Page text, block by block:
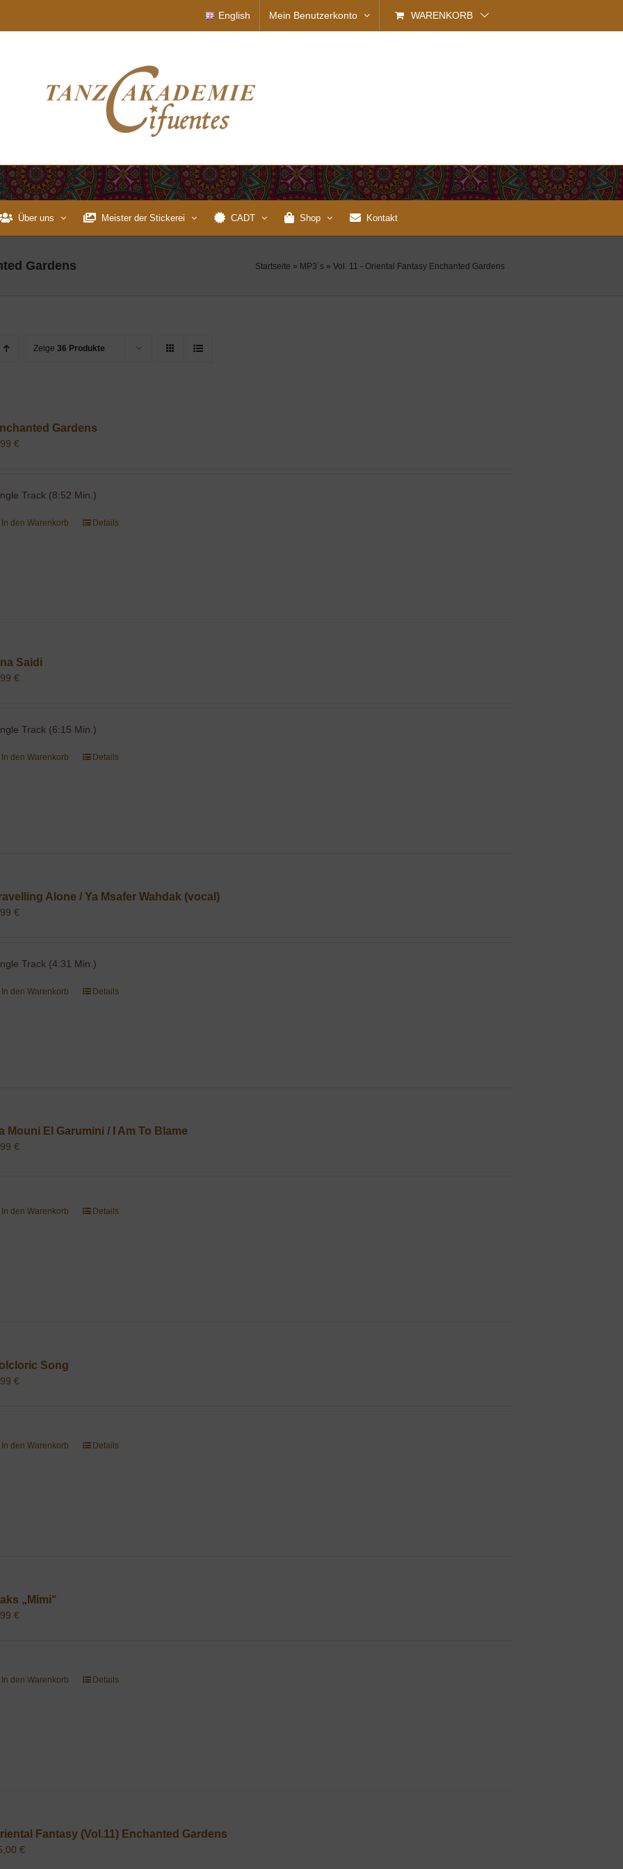
English Mein Benutzerkonto WARENKORB
Über uns Meister der Stickerei CADT Shop Kontakt
Gardens Startseite » MP3´s » Vol. 11 - Oriental Fantasy Enchanted Gardens
Zeige 36 Produkte
Gardens
€
Track (8:52 Min.)
In den Warenkorb Details
Saidi
€
Track (6:15 Min.)
In den Warenkorb Details
Alone / Ya Msafer Wahdak (vocal)
€
Track (4:31 Min.)
In den Warenkorb Details
Mouni El Garumini / I Am To Blame
€
In den Warenkorb Details
Song
€
In den Warenkorb Details
„Mimi“
€
In den Warenkorb Details
Fantasy (Vol.11) Enchanted Gardens
€